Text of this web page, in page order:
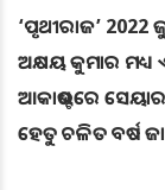
‘ପୃଥୀରାଜ’
ଅକ୍ଷୟ କୁମାର
ଆକାଉଣ୍ଟରେ
ହେତୁ ଚଳିତ ବର୍ଷ